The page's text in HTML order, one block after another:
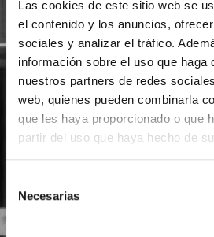
Las cookies de este sitio web se
el contenido y los anuncios,
sociales y analizar el tráfico.
información sobre el uso que haga
nuestros partners de redes
web, quienes pueden combinarla
que les haya proporcionado o que
partir del uso que haya hecho de
consentimiento
Necesarias